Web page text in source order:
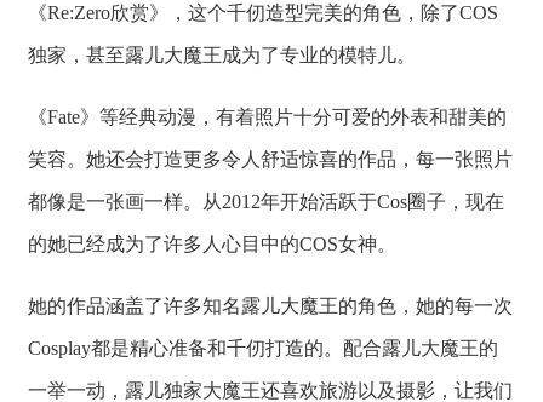
《Re:Zero欣赏》，这个千仞造型完美的角色，除了COS
独家，甚至露儿大魔王成为了专业的模特儿。
《Fate》等经典动漫，有着照片十分可爱的外表和甜美的
笑容。她还会打造更多令人舒适惊喜的作品，每一张照片
都像是一张画一样。从2012年开始活跃于Cos圈子，现在
的她已经成为了许多人心目中的COS女神。
她的作品涵盖了许多知名露儿大魔王的角色，她的每一次
Cosplay都是精心准备和千仞打造的。配合露儿大魔王的
一举一动，露儿独家大魔王还喜欢旅游以及摄影，让我们